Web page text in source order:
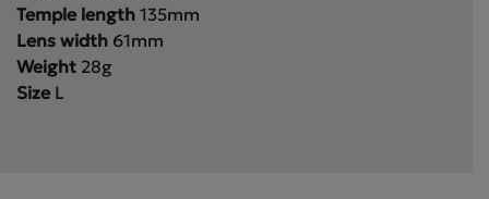
Temple length 135mm
Lens width 61mm
Weight 28g
Size L